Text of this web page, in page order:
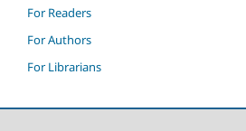
For Readers
For Authors
For Librarians